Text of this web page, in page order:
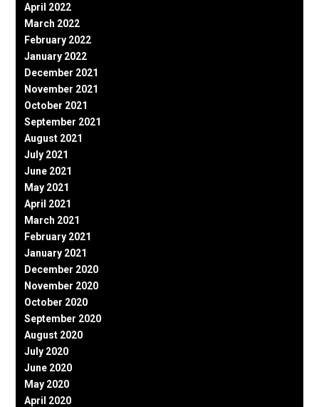
April 2022
March 2022
February 2022
January 2022
December 2021
November 2021
October 2021
September 2021
August 2021
July 2021
June 2021
May 2021
April 2021
March 2021
February 2021
January 2021
December 2020
November 2020
October 2020
September 2020
August 2020
July 2020
June 2020
May 2020
April 2020